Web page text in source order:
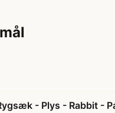
- Plys - Rabbit -